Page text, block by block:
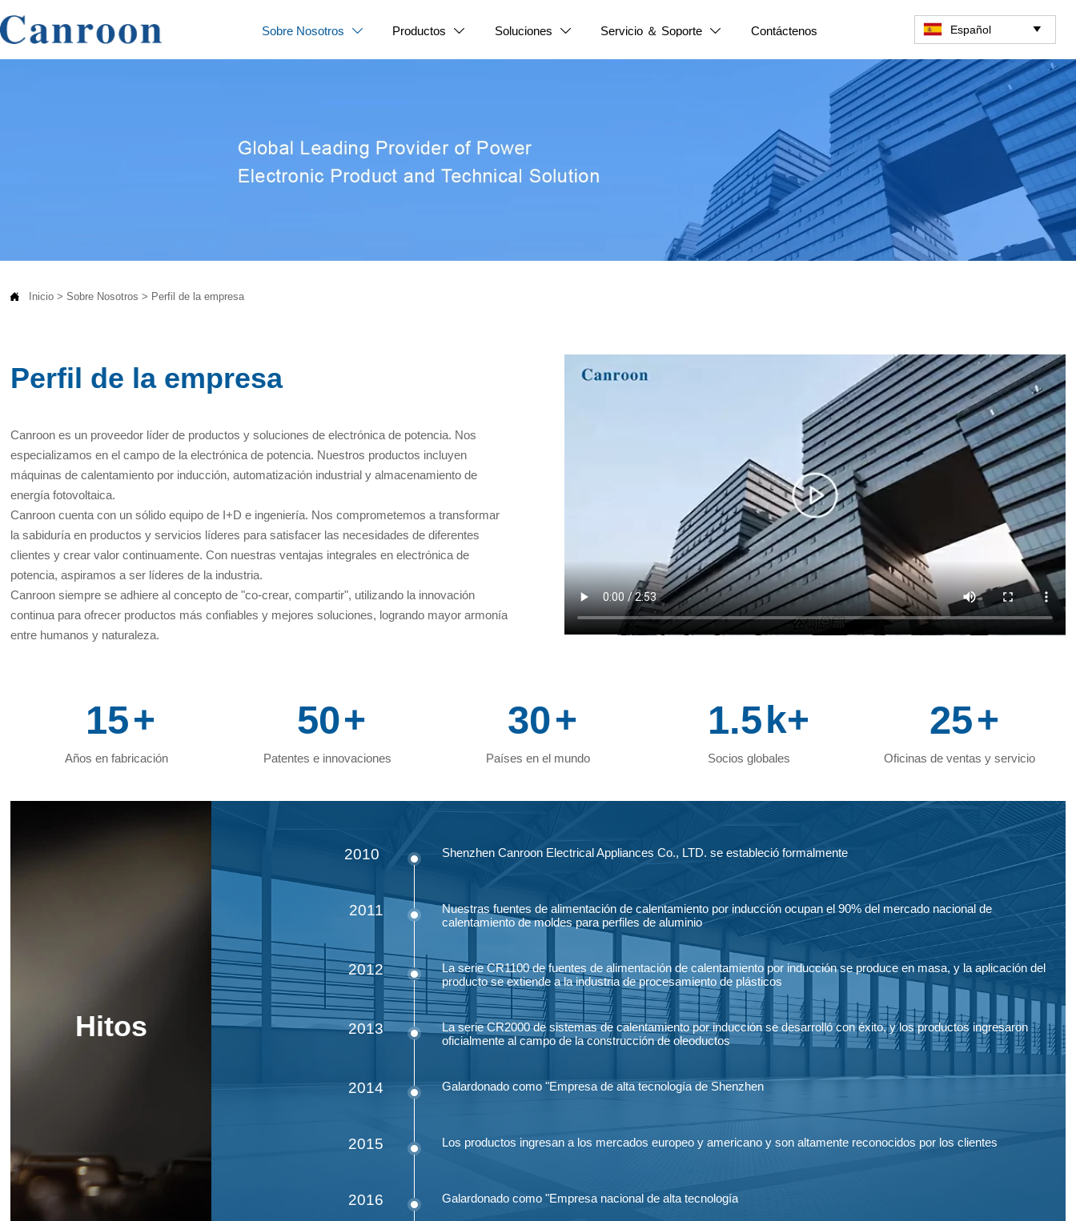
Sobre Nosotros  Productos  Soluciones  Servicio ＆ Soporte  Contáctenos Español 
 Inicio > Sobre Nosotros > Perfil de la empresa
Perfil de la empresa
Canroon es un proveedor líder de productos y soluciones de electrónica de potencia. Nos
especializamos en el campo de la electrónica de potencia. Nuestros productos incluyen
máquinas de calentamiento por inducción, automatización industrial y almacenamiento de
energía fotovoltaica.
Canroon cuenta con un sólido equipo de I+D e ingeniería. Nos comprometemos a transformar
la sabiduría en productos y servicios líderes para satisfacer las necesidades de diferentes
clientes y crear valor continuamente. Con nuestras ventajas integrales en electrónica de
potencia, aspiramos a ser líderes de la industria.
Canroon siempre se adhiere al concepto de "co-crear, compartir", utilizando la innovación
continua para ofrecer productos más confiables y mejores soluciones, logrando mayor armonía
entre humanos y naturaleza.
15+
Años en fabricación
50+
Patentes e innovaciones
30+
Países en el mundo
1.5k+
Socios globales
25+
Oficinas de ventas y servicio
Hitos
2010 Shenzhen Canroon Electrical Appliances Co., LTD. se estableció formalmente
2011
Nuestras fuentes de alimentación de calentamiento por inducción ocupan el 90% del mercado nacional de
calentamiento de moldes para perfiles de aluminio
2012
La serie CR1100 de fuentes de alimentación de calentamiento por inducción se produce en masa, y la aplicación del
producto se extiende a la industria de procesamiento de plásticos
2013
La serie CR2000 de sistemas de calentamiento por inducción se desarrolló con éxito, y los productos ingresaron
oficialmente al campo de la construcción de oleoductos
2014 Galardonado como "Empresa de alta tecnología de Shenzhen
2015 Los productos ingresan a los mercados europeo y americano y son altamente reconocidos por los clientes
2016 Galardonado como "Empresa nacional de alta tecnología